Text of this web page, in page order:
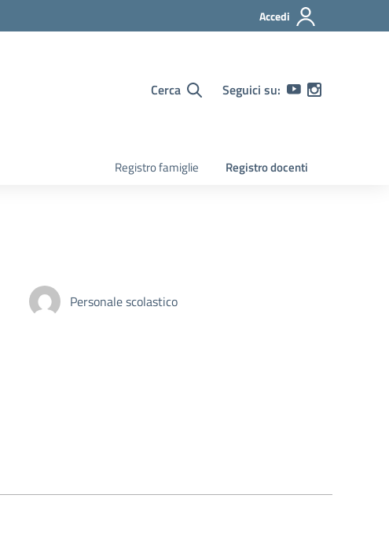
Accedi
Cerca Seguici su:
Registro famiglie Registro docenti
Personale scolastico